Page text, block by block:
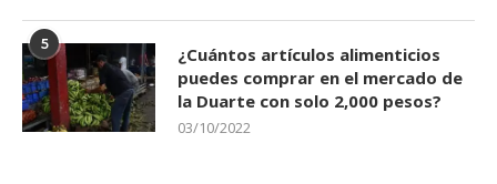
5
¿Cuántos artículos alimenticios
puedes comprar en el mercado de
la Duarte con solo 2,000 pesos?
03/10/2022